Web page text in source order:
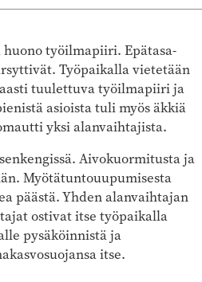
työilmapiiri. Epätasa-
Työpaikalla vietetään
tuulettuva työilmapiiri ja
asioista tuli myös äkkiä
yksi alanvaihtajista.
Aivokuormitusta ja
Myötätuntouupumisesta
päästä. Yhden alanvaihtajan
ostivat itse työpaikalla
pysäköinnistä ja
itse.